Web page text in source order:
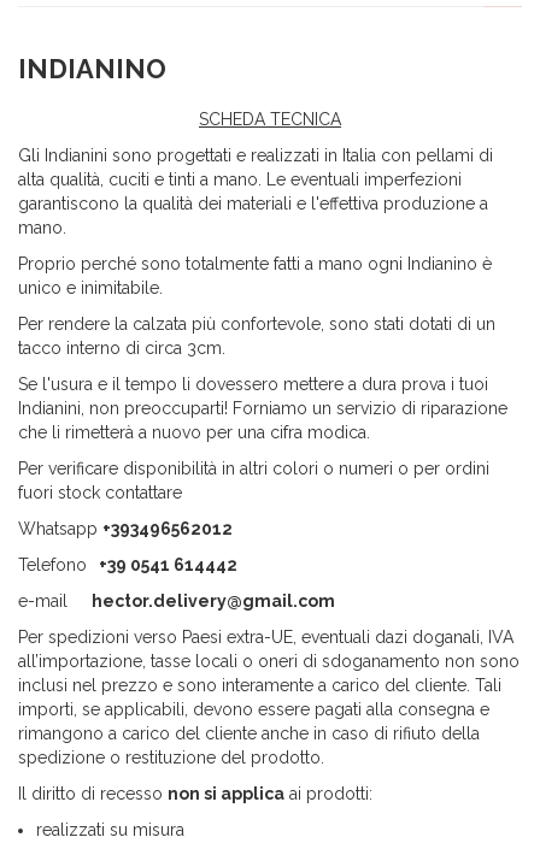
INDIANINO
SCHEDA TECNICA
Gli Indianini sono progettati e realizzati in Italia con pellami di
alta qualità, cuciti e tinti a mano. Le eventuali imperfezioni
garantiscono la qualità dei materiali e l'effettiva produzione a
mano.
Proprio perché sono totalmente fatti a mano ogni Indianino è
unico e inimitabile.
Per rendere la calzata più confortevole, sono stati dotati di un
tacco interno di circa 3cm.
Se l'usura e il tempo li dovessero mettere a dura prova i tuoi
Indianini, non preoccuparti! Forniamo un servizio di riparazione
che li rimetterà a nuovo per una cifra modica.
Per verificare disponibilità in altri colori o numeri o per ordini
fuori stock contattare
Whatsapp +393496562012
Telefono
+39 0541 614442
e-mail
hector.delivery@gmail.com
Per spedizioni verso Paesi extra-UE, eventuali dazi doganali, IVA
all’importazione, tasse locali o oneri di sdoganamento non sono
inclusi nel prezzo e sono interamente a carico del cliente. Tali
importi, se applicabili, devono essere pagati alla consegna e
rimangono a carico del cliente anche in caso di rifiuto della
spedizione o restituzione del prodotto.
Il diritto di recesso non si applica ai prodotti:
realizzati su misura